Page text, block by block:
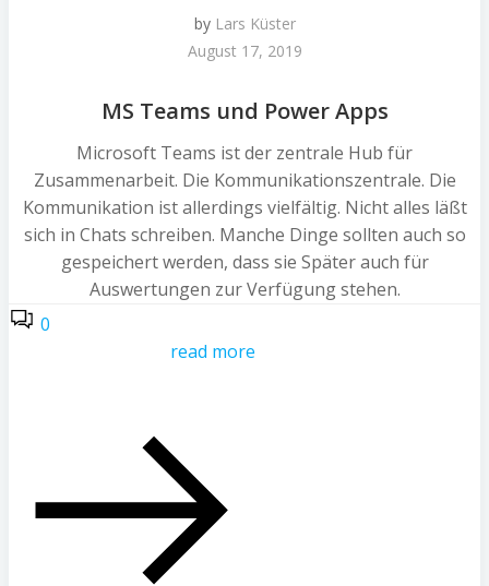
by Lars Küster
August 17, 2019
MS Teams und Power Apps
Microsoft Teams ist der zentrale Hub für
Zusammenarbeit. Die Kommunikationszentrale. Die
Kommunikation ist allerdings vielfältig. Nicht alles läßt
sich in Chats schreiben. Manche Dinge sollten auch so
gespeichert werden, dass sie Später auch für
Auswertungen zur Verfügung stehen.
0
read more